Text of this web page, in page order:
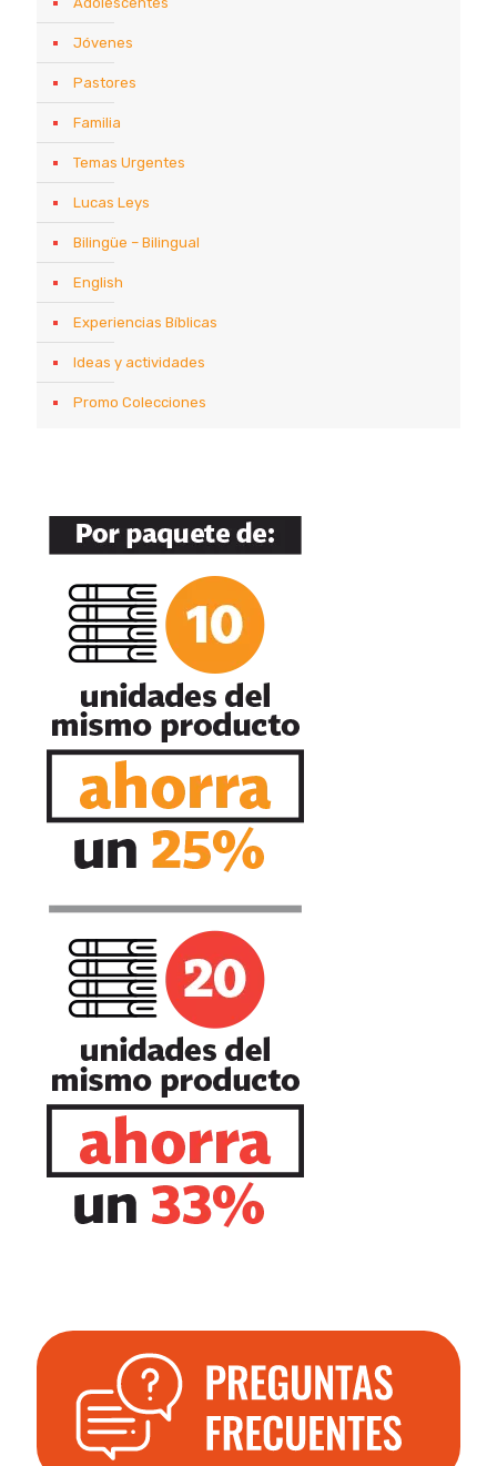
Jóvenes
Pastores
Familia
Temas Urgentes
Lucas Leys
Bilingüe – Bilingual
English
Experiencias Bíblicas
Ideas y actividades
Promo Colecciones